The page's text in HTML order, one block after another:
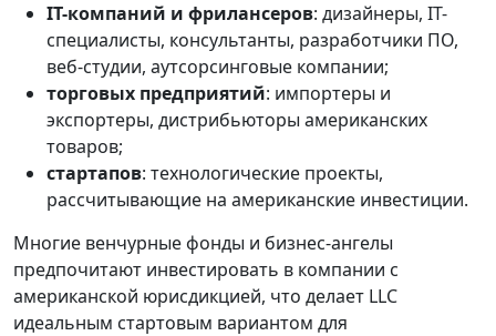
IT-компаний и фрилансеров: дизайнеры, IT-
специалисты, консультанты, разработчики ПО,
веб-студии, аутсорсинговые компании;
торговых предприятий: импортеры и
экспортеры, дистрибьюторы американских
товаров;
стартапов: технологические проекты,
рассчитывающие на американские инвестиции.
Многие венчурные фонды и бизнес-ангелы
предпочитают инвестировать в компании с
американской юрисдикцией, что делает LLC
идеальным стартовым вариантом для